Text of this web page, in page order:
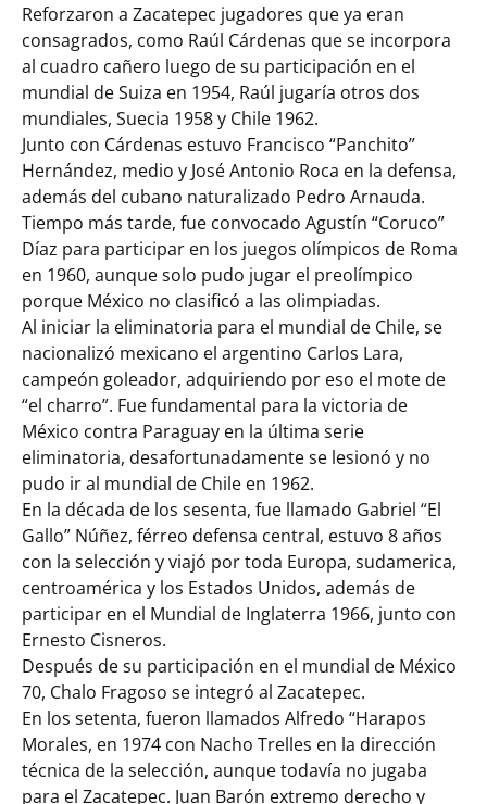
Reforzaron a Zacatepec jugadores que ya eran
consagrados, como Raúl Cárdenas que se incorpora
al cuadro cañero luego de su participación en el
mundial de Suiza en 1954, Raúl jugaría otros dos
mundiales, Suecia 1958 y Chile 1962.
Junto con Cárdenas estuvo Francisco “Panchito”
Hernández, medio y José Antonio Roca en la defensa,
además del cubano naturalizado Pedro Arnauda.
Tiempo más tarde, fue convocado Agustín “Coruco”
Díaz para participar en los juegos olímpicos de Roma
en 1960, aunque solo pudo jugar el preolímpico
porque México no clasificó a las olimpiadas.
Al iniciar la eliminatoria para el mundial de Chile, se
nacionalizó mexicano el argentino Carlos Lara,
campeón goleador, adquiriendo por eso el mote de
“el charro”. Fue fundamental para la victoria de
México contra Paraguay en la última serie
eliminatoria, desafortunadamente se lesionó y no
pudo ir al mundial de Chile en 1962.
En la década de los sesenta, fue llamado Gabriel “El
Gallo” Núñez, férreo defensa central, estuvo 8 años
con la selección y viajó por toda Europa, sudamerica,
centroamérica y los Estados Unidos, además de
participar en el Mundial de Inglaterra 1966, junto con
Ernesto Cisneros.
Después de su participación en el mundial de México
70, Chalo Fragoso se integró al Zacatepec.
En los setenta, fueron llamados Alfredo “Harapos
Morales, en 1974 con Nacho Trelles en la dirección
técnica de la selección, aunque todavía no jugaba
para el Zacatepec. Juan Barón extremo derecho y